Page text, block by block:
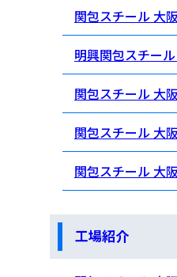
関包スチール 大
明興関包スチー
関包スチール 大
関包スチール 大
関包スチール 大
工場紹介